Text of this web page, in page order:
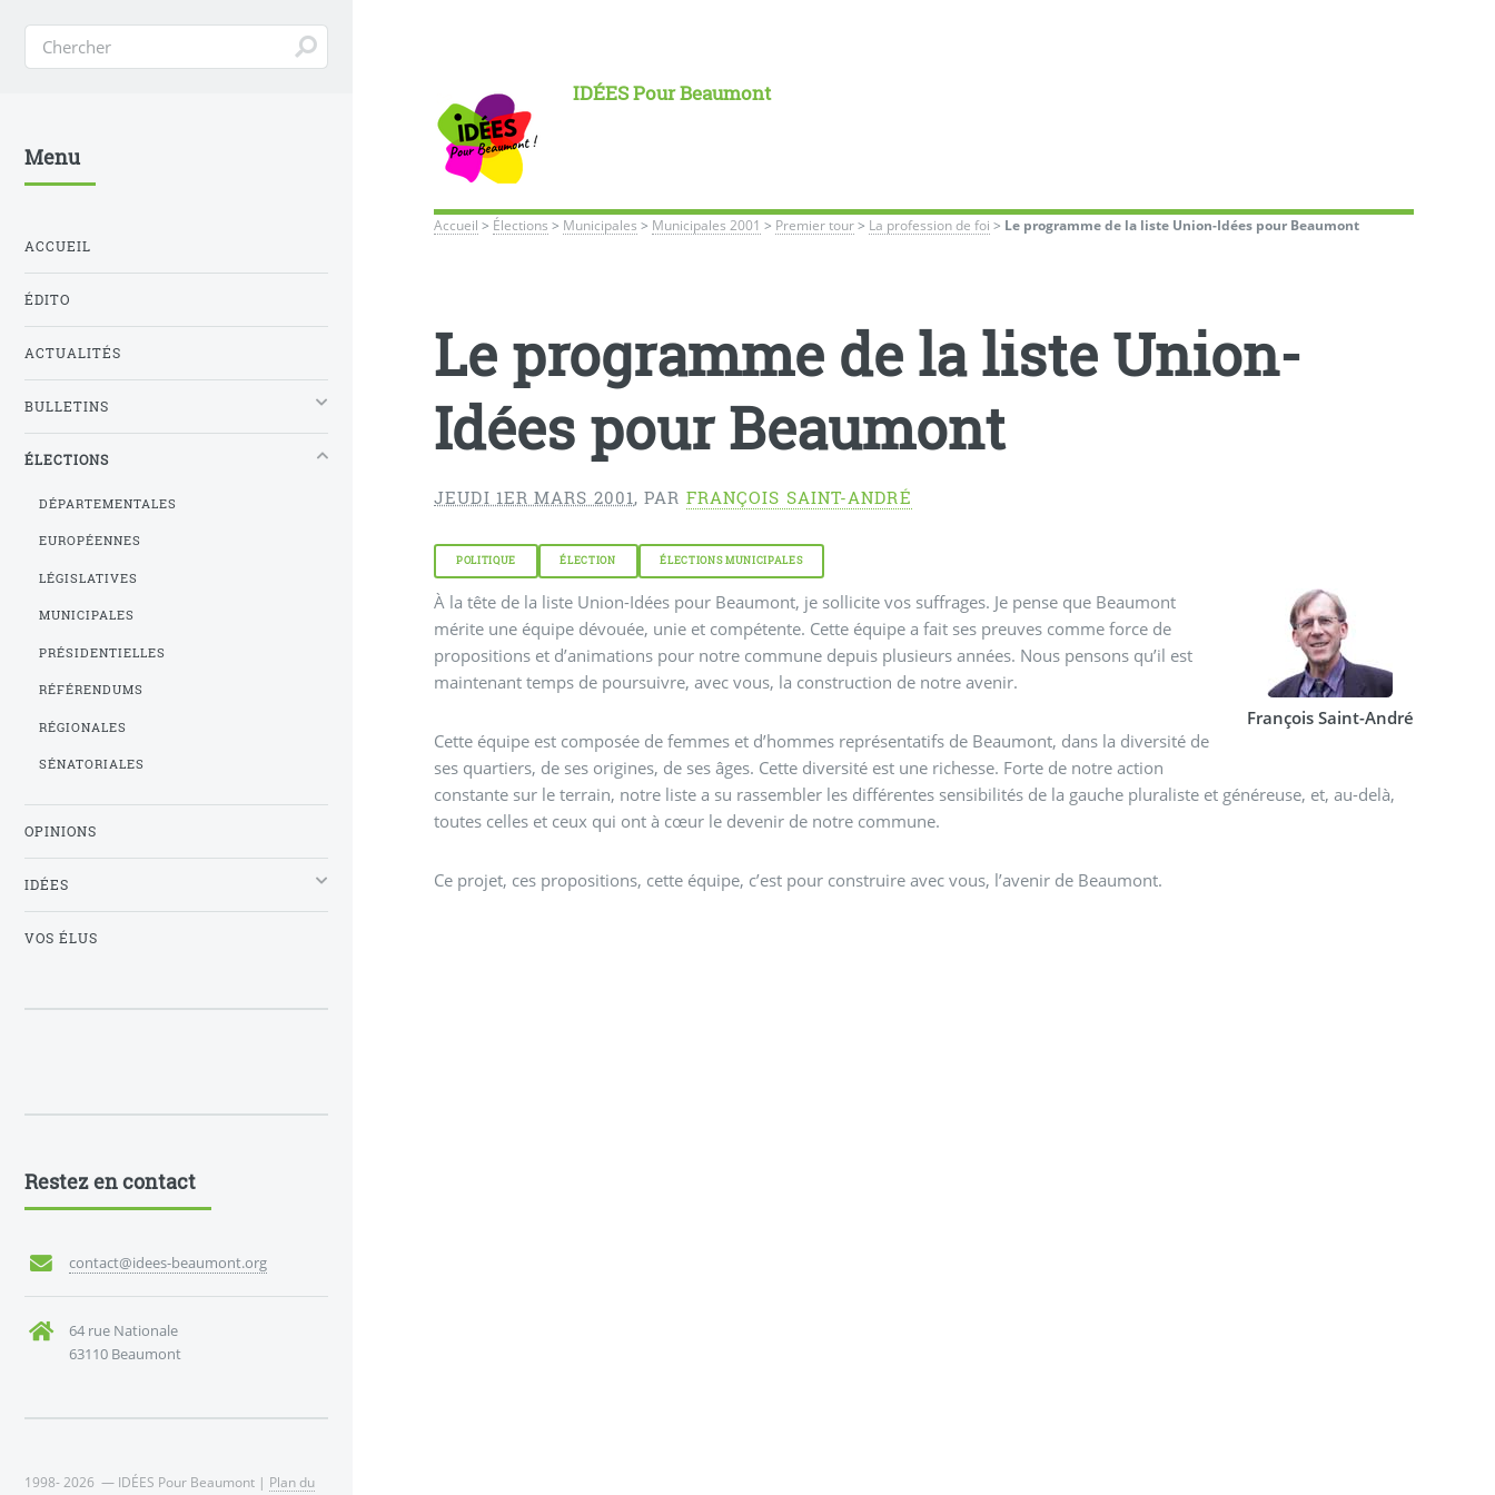
IDÉES Pour Beaumont
Accueil > Élections > Municipales > Municipales 2001 > Premier tour> La profession de foi > Le programme de la liste Union-Idées pour Beaumont
Le programme de la liste Union-
Idées pour Beaumont
JEUDI 1ER MARS 2001 ,PAR FRANÇOIS SAINT-ANDRÉ
POLITIQUE ÉLECTION ÉLECTIONS MUNICIPALES
François Saint-André
À la tête de la liste Union-Idées pour Beaumont, je sollicite vos suffrages. Je pense que Beaumont
mérite une équipe dévouée, unie et compétente. Cette équipe a fait ses preuves comme force de
propositions et d’animations pour notre commune depuis plusieurs années. Nous pensons qu’il est
maintenant temps de poursuivre, avec vous, la construction de notre avenir.
Cette équipe est composée de femmes et d’hommes représentatifs de Beaumont, dans la diversité de
ses quartiers, de ses origines, de ses âges. Cette diversité est une richesse. Forte de notre action
constante sur le terrain, notre liste a su rassembler les différentes sensibilités de la gauche pluraliste et généreuse, et, au-delà,
toutes celles et ceux qui ont à cœur le devenir de notre commune.
Ce projet, ces propositions, cette équipe, c’est pour construire avec vous, l’avenir de Beaumont.
Menu
ACCUEIL
ÉDITO
ACTUALITÉS
BULLETINS
ÉLECTIONS
DÉPARTEMENTALES
EUROPÉENNES
LÉGISLATIVES
MUNICIPALES
PRÉSIDENTIELLES
RÉFÉRENDUMS
RÉGIONALES
SÉNATORIALES
OPINIONS
IDÉES
VOS ÉLUS
Restez en contact
contact@idees-beaumont.org
64 rue Nationale
63110 Beaumont
1998- 2026 — IDÉES Pour Beaumont | Plan du